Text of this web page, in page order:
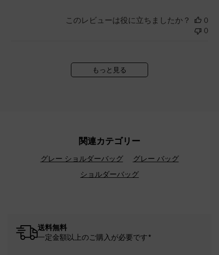
このレビューは役に立ちましたか？
0
0
もっと見る
関連カテゴリー
グレー ショルダーバッグ
グレー バッグ
ショルダーバッグ
送料無料
一定金額以上のご購入が必要です*